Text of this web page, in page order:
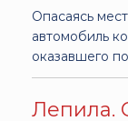
Опасаясь
автомобиль
оказавшего
Лепила.